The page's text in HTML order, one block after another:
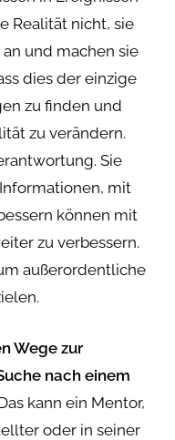
Realität nicht, sie
und machen sie
dies der einzige
zu finden und
zu verändern.
Sie
mit
können mit
zu verbessern.
außerordentliche
Wege zur
nach einem
kann ein Mentor,
oder in seiner